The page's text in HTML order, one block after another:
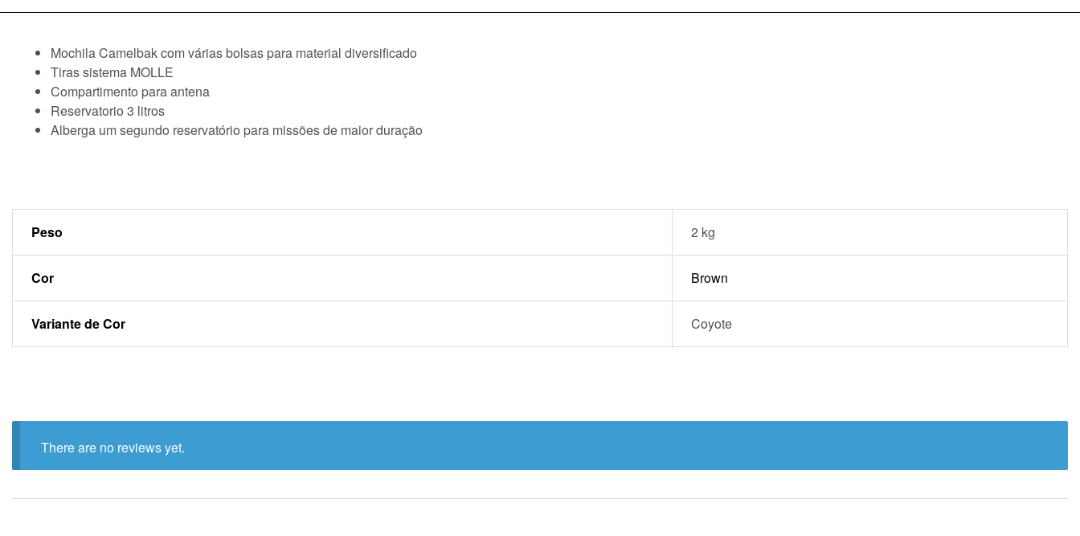
Mochila Camelbak com várias bolsas para material diversificado
Tiras sistema MOLLE
Compartimento para antena
Reservatorio 3 litros
Alberga um segundo reservatório para missões de maior duração
Peso 2 kg
Cor Brown
Variante de Cor Coyote
There are no reviews yet.